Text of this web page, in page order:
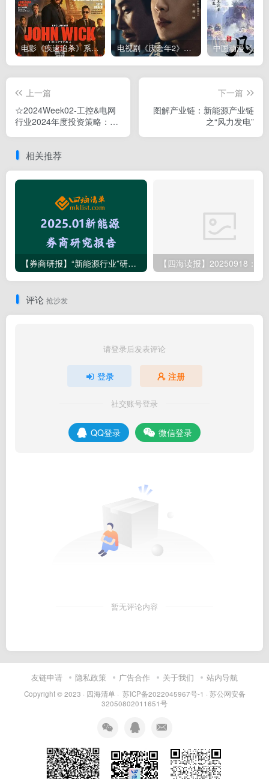
电影《疾速追杀》系列John Wick（1~5部）全集下载，更新2025芭蕾杀姬 电视剧《庆余年2》高清下载–连载至36集（全36集更新完）（第1,2季合集下载）
上一篇
☆2024Week02-工控&电网
行业2024年度投资策略：工
下一篇
图解产业链：新能源产业链
之“风力发电”
相关推荐
【券商研报】“新能源行业”研究报告清单（2025.01月145篇）
评论 抢沙发
请登录后发表评论
登录 注册
社交账号登录
QQ登录 微信登录
暂无评论内容
友链申请 隐私政策 广告合作 关于我们 站内导航
Copyright © 2023 · 四海清单· 苏ICP备2022045967号-1 · 苏公网安备
32050802011651号